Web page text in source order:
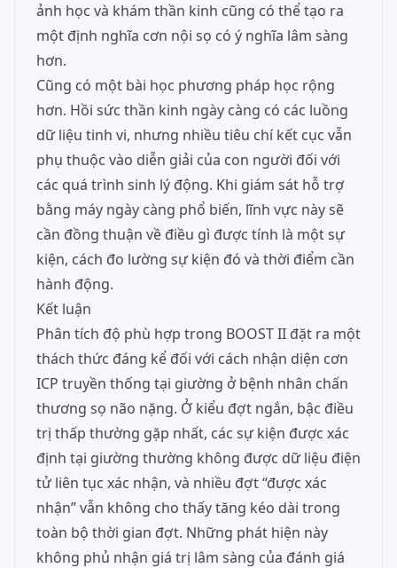
ảnh học và khám thần kinh cũng có thể tạo ra
một định nghĩa cơn nội sọ có ý nghĩa lâm sàng
hơn.
Cũng có một bài học phương pháp học rộng
hơn. Hồi sức thần kinh ngày càng có các luồng
dữ liệu tinh vi, nhưng nhiều tiêu chí kết cục vẫn
phụ thuộc vào diễn giải của con người đối với
các quá trình sinh lý động. Khi giám sát hỗ trợ
bằng máy ngày càng phổ biến, lĩnh vực này sẽ
cần đồng thuận về điều gì được tính là một sự
kiện, cách đo lường sự kiện đó và thời điểm cần
hành động.
Kết luận
Phân tích độ phù hợp trong BOOST II đặt ra một
thách thức đáng kể đối với cách nhận diện cơn
ICP truyền thống tại giường ở bệnh nhân chấn
thương sọ não nặng. Ở kiểu đợt ngắn, bậc điều
trị thấp thường gặp nhất, các sự kiện được xác
định tại giường thường không được dữ liệu điện
tử liên tục xác nhận, và nhiều đợt “được xác
nhận” vẫn không cho thấy tăng kéo dài trong
toàn bộ thời gian đợt. Những phát hiện này
không phủ nhận giá trị lâm sàng của đánh giá